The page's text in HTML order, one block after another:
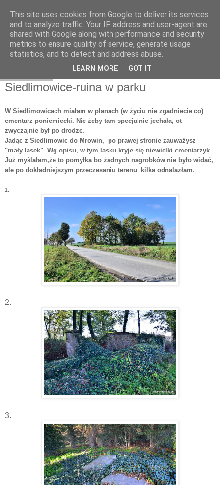
Moje miejsce
Siedlimowice-ruina w parku
W Siedlimowicach miałam w planach (w życiu nie zgadniecie co)
cmentarz poniemiecki. Nie żeby tam specjalnie jechała, ot
zwyczajnie był po drodze.
Jadąc z Siedlimowic do Mrowin, po prawej stronie zauważysz
"mały lasek". Wg opisu, w tym lasku kryje się niewielki cmentarzyk.
Już myślałam,że to pomyłka bo żadnych nagrobków nie było widać,
ale po dokładniejszym przeczesaniu terenu kilka odnalazłam.
1.
2.
3.
This site uses cookies from Google to deliver its services
and to analyze traffic. Your IP address and user-agent are
shared with Google along with performance and security
metrics to ensure quality of service, generate usage
statistics, and to detect and address abuse.
LEARN MORE GOT IT